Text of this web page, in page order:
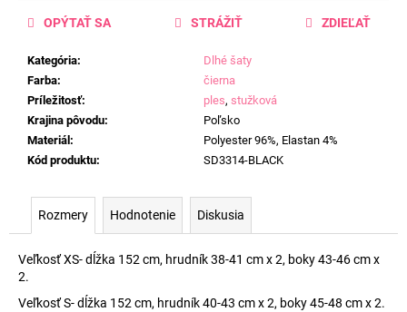
Kategória:
Dlhé šaty
Farba:
čierna
Príležitosť: ples, stužková
Krajina pôvodu:
Poľsko
Materiál:
Polyester 96%, Elastan 4%
Kód produktu: SD3314-BLACK
OPÝTAŤ SA STRÁŽIŤ ZDIEĽAŤ
Rozmery Hodnotenie Diskusia
Veľkosť XS- dĺžka 152 cm, hrudník 38-41 cm x 2, boky 43-46 cm x
2.
Veľkosť S- dĺžka 152 cm, hrudník 40-43 cm x 2, boky 45-48 cm x 2.